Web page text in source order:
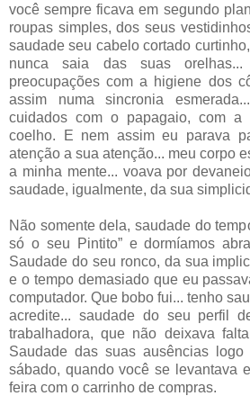
você sempre ficava em segundo
roupas simples, dos seus
saudade seu cabelo cortado
nunca saia das suas
preocupações com a higiene dos
assim numa sincronia
cuidados com o papagaio, com
coelho. E nem assim eu parava
atenção a sua atenção... meu corpo
a minha mente... voava por
saudade, igualmente, da sua
Não somente dela, saudade do
só o seu Pintito” e dormíamos
Saudade do seu ronco, da sua
e o tempo demasiado que eu
computador. Que bobo fui... tenho
acredite... saudade do seu perfil
trabalhadora, que não deixava
Saudade das suas ausências
sábado, quando você se levantava
feira com o carrinho de compras.